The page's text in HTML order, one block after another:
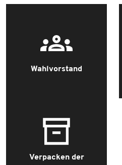
Wahlvorstand
Verpacken der